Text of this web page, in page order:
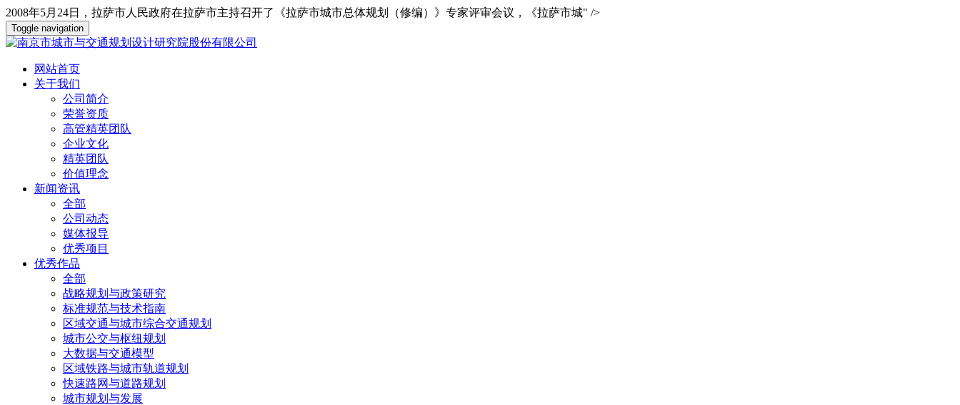
2008年5月24日，拉萨市人民政府在拉萨市主持召开了《拉萨市城市总体规划（修编）》专家评审会议，《拉萨市城" />
Toggle navigation
网站首页
关于我们
公司简介
荣誉资质
高管精英团队
企业文化
精英团队
价值理念
新闻资讯
全部
公司动态
媒体报导
优秀项目
优秀作品
全部
战略规划与政策研究
标准规范与技术指南
区域交通与城市综合交通规划
城市公交与枢纽规划
大数据与交通模型
区域铁路与城市轨道规划
快速路网与道路规划
城市规划与发展